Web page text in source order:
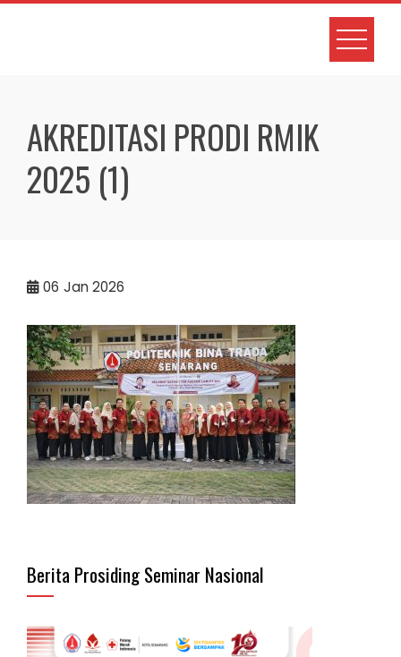
Skip
AKREDITASI PRODI RMIK
2025 (1)
06 Jan 2026
Berita Prosiding Seminar Nasional